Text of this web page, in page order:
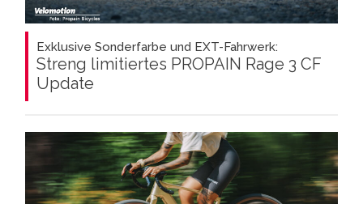
Exklusive Sonderfarbe und EXT-Fahrwerk:
Streng limitiertes PROPAIN Rage 3 CF
Update